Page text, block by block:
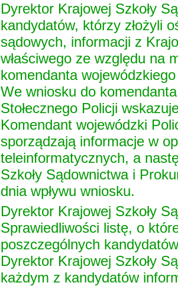
Dyrektor Krajowej Szkoły
kandydatów, którzy złożyli
sądowych, informacji z
właściwego ze względu na
komendanta
We wniosku do
Stołecznego Policji
Komendant wojewódzki
sporządzają informacje w
teleinformatycznych, a
Szkoły Sądownictwa i
dnia wpływu wniosku.
Dyrektor Krajowej Szkoły
Sprawiedliwości listę, o
poszczególnych
Dyrektor Krajowej Szkoły
każdym z kandydatów